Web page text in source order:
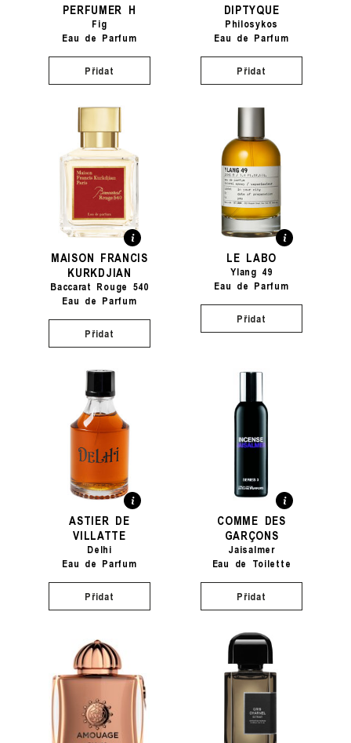
PERFUMER H
Fig
Eau de Parfum
Přidat
DIPTYQUE
Philosykos
Eau de Parfum
Přidat
MAISON FRANCIS
KURKDJIAN
Baccarat Rouge 540
Eau de Parfum
Přidat
LE LABO
Ylang 49
Eau de Parfum
Přidat
ASTIER DE
VILLATTE
Delhi
Eau de Parfum
Přidat
COMME DES
GARÇONS
Jaisalmer
Eau de Toilette
Přidat